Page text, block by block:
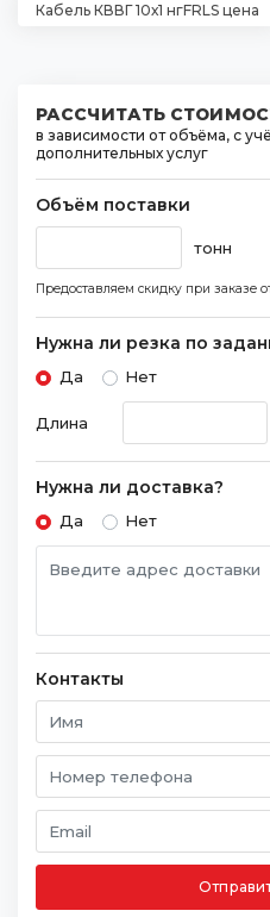
Кабель КВВГ 10х1 нгFRLS цена
РАССЧИТАТЬ
в зависимости от объёма, с
дополнительных услуг
Объём поставки
тонн
Предоставляем скидку при заказе
Нужна ли резка по
Да Нет
Длина
Нужна ли доставка?
Да Нет
Контакты